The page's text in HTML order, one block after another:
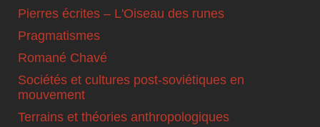
Pierres écrites – L'Oiseau des runes
Pragmatismes
Romané Chavé
Sociétés et cultures post-soviétiques en
mouvement
Terrains et théories anthropologiques